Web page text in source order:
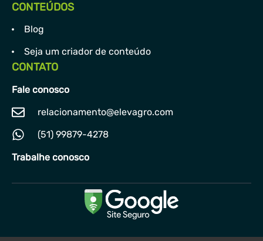
CONTEÚDOS
Blog
Seja um criador de conteúdo
CONTATO
Fale conosco
relacionamento@elevagro.com
(51) 99879-4278
Trabalhe conosco